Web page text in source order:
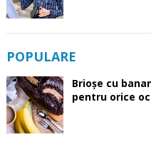
POPULARE
Brioșe cu
pentru orice